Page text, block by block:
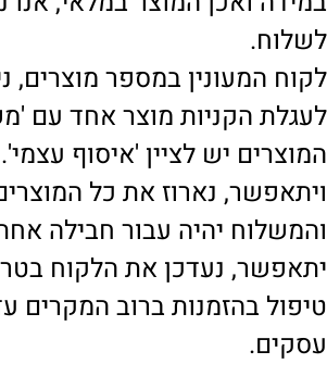
לשלוח.
לקוח המעונין במספר מוצרים,
לעגלת הקניות מוצר אחד עם
המוצרים יש לציין 'איסוף
ויתאפשר, נארוז את כל
והמשלוח יהיה עבור חבילה
יתאפשר, נעדכן את הלקוח
עסקים.